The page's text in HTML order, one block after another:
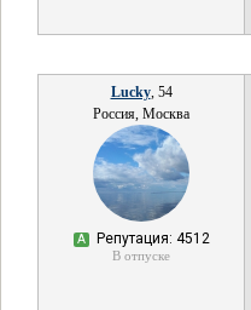
Lucky, 54
Россия, Москва
А Репутация: 4512
В отпуске